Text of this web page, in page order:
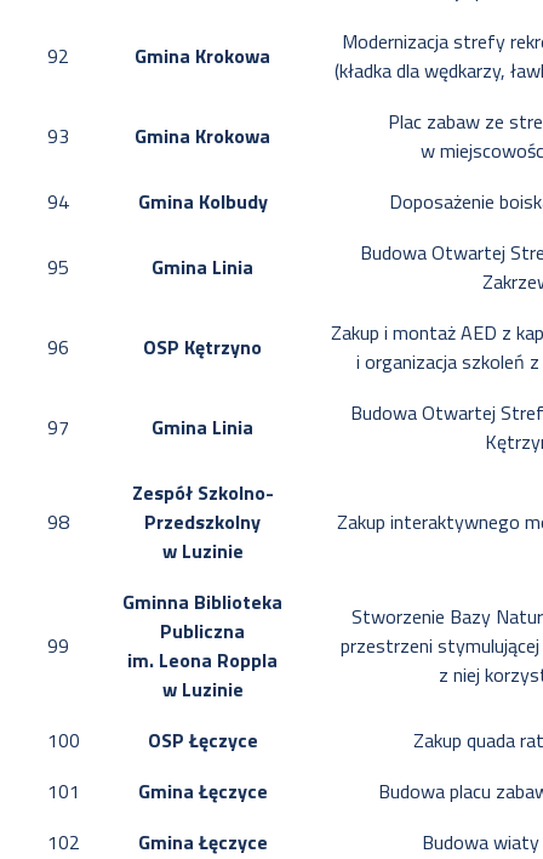
92 Gmina Krokowa
Modernizacja strefy
(kładka dla wędkarzy,
93 Gmina Krokowa
Plac zabaw ze
w
94
Gmina Kolbudy Doposażenie
95 Gmina Linia
Budowa Otwartej
96 OSP Kętrzyno
Zakup i montaż AED z
i organizacja szkoleń
97 Gmina Linia
Budowa Otwartej
98
Zespół Szkolno-
Przedszkolny
w Luzinie
Zakup interaktywnego
99
Gminna Biblioteka
Publiczna
im. Leona Roppla
w Luzinie
Stworzenie Bazy
przestrzeni
z niej
100 OSP Łęczyce
Zakup quada
101
Gmina Łęczyce
Budowa placu
102
Gmina Łęczyce Budowa wiaty